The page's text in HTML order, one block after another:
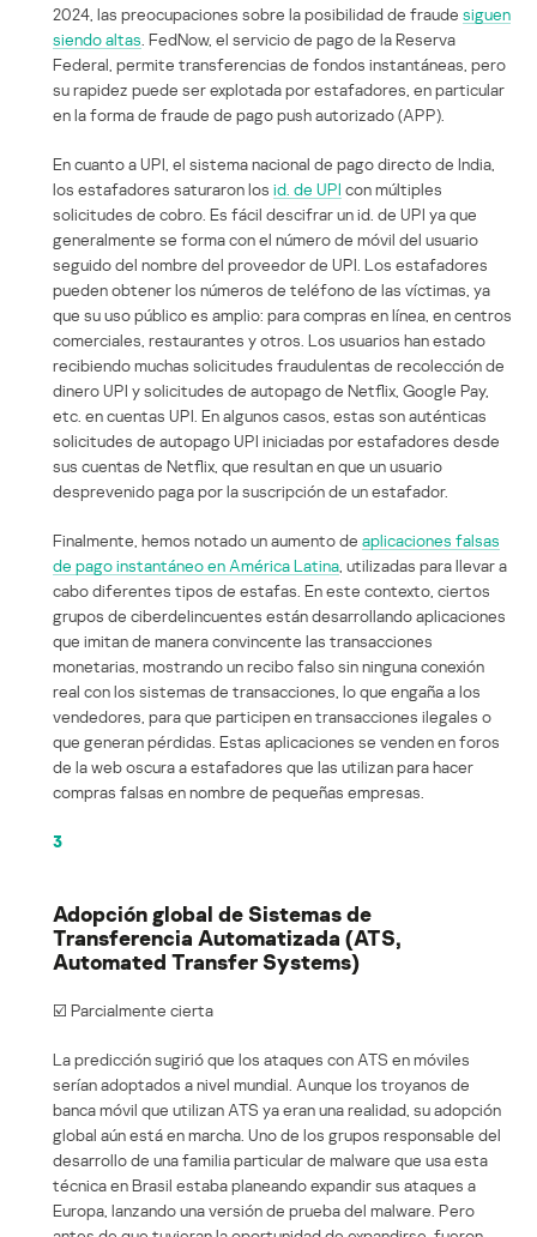
2024, las preocupaciones sobre la posibilidad de fraude siguen
siendo altas . FedNow, el servicio de pago de la Reserva
Federal, permite transferencias de fondos instantáneas, pero
su rapidez puede ser explotada por estafadores, en particular
en la forma de fraude de pago push autorizado (APP).
En cuanto a UPI, el sistema nacional de pago directo de India,
los estafadores saturaron los id. de UPI con múltiples
solicitudes de cobro. Es fácil descifrar un id. de UPI ya que
generalmente se forma con el número de móvil del usuario
seguido del nombre del proveedor de UPI. Los estafadores
pueden obtener los números de teléfono de las víctimas, ya
que su uso público es amplio: para compras en línea, en centros
comerciales, restaurantes y otros. Los usuarios han estado
recibiendo muchas solicitudes fraudulentas de recolección de
dinero UPI y solicitudes de autopago de Netflix, Google Pay,
etc. en cuentas UPI. En algunos casos, estas son auténticas
solicitudes de autopago UPI iniciadas por estafadores desde
sus cuentas de Netflix, que resultan en que un usuario
desprevenido paga por la suscripción de un estafador.
Finalmente, hemos notado un aumento de aplicaciones falsas
de pago instantáneo en América Latina , utilizadas para llevar a
cabo diferentes tipos de estafas. En este contexto, ciertos
grupos de ciberdelincuentes están desarrollando aplicaciones
que imitan de manera convincente las transacciones
monetarias, mostrando un recibo falso sin ninguna conexión
real con los sistemas de transacciones, lo que engaña a los
vendedores, para que participen en transacciones ilegales o
que generan pérdidas. Estas aplicaciones se venden en foros
de la web oscura a estafadores que las utilizan para hacer
compras falsas en nombre de pequeñas empresas.
3
Adopción global de Sistemas de
Transferencia Automatizada (ATS,
Automated Transfer Systems)
☑️ Parcialmente cierta
La predicción sugirió que los ataques con ATS en móviles
serían adoptados a nivel mundial. Aunque los troyanos de
banca móvil que utilizan ATS ya eran una realidad, su adopción
global aún está en marcha. Uno de los grupos responsable del
desarrollo de una familia particular de malware que usa esta
técnica en Brasil estaba planeando expandir sus ataques a
Europa, lanzando una versión de prueba del malware. Pero